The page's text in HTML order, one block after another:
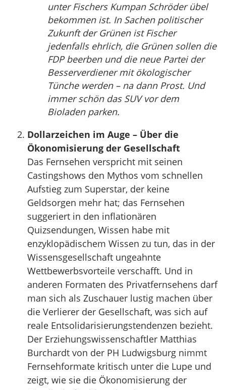
unter Fischers Kumpan Schröder übel
bekommen ist. In Sachen politischer
Zukunft der Grünen ist Fischer
jedenfalls ehrlich, die Grünen sollen die
FDP beerben und die neue Partei der
Besserverdiener mit ökologischer
Tünche werden – na dann Prost. Und
immer schön das SUV vor dem
Bioladen parken.
Dollarzeichen im Auge – Über die
Ökonomisierung der Gesellschaft
Das Fernsehen verspricht mit seinen
Castingshows den Mythos vom schnellen
Aufstieg zum Superstar, der keine
Geldsorgen mehr hat; das Fernsehen
suggeriert in den inflationären
Quizsendungen, Wissen habe mit
enzyklopädischem Wissen zu tun, das in der
Wissensgesellschaft ungeahnte
Wettbewerbsvorteile verschafft. Und in
anderen Formaten des Privatfernsehens darf
man sich als Zuschauer lustig machen über
die Verlierer der Gesellschaft, was sich auf
reale Entsolidarisierungstendenzen bezieht.
Der Erziehungswissenschaftler Matthias
Burchardt von der PH Ludwigsburg nimmt
Fernsehformate kritisch unter die Lupe und
zeigt, wie sie die Ökonomisierung der